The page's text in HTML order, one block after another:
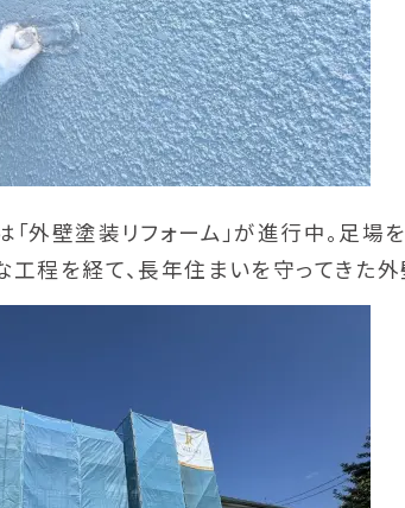
「外壁塗装リフォーム」が進行中。足
工程を経て、長年住まいを守ってきた外